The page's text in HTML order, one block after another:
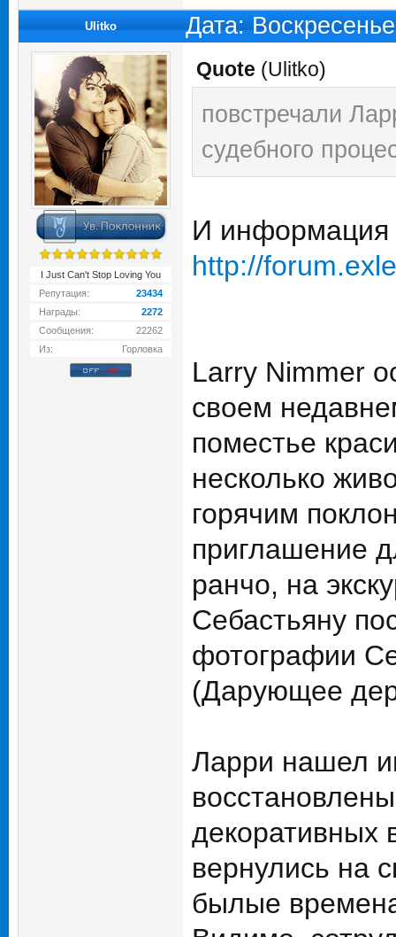
Ulitko Дата:
I Just Can't Stop Loving You
Репутация:
23434
Награды:
2272
Сообщения:
22262
Из:
Горловка
Quote (Ulitko)
повстречали
судебного
И информация
http://
Larry Nimmer
своем
поместье
несколько
горячим
приглашение
ранчо, на
Себастьяну
фотографии
(Дарующее
Ларри нашел
декоративных
вернулись на
былые